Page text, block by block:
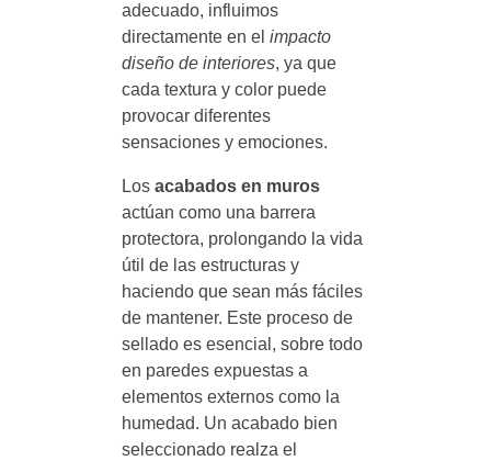
adecuado, influimos
directamente en el impacto
diseño de interiores, ya que
cada textura y color puede
provocar diferentes
sensaciones y emociones.
Los acabados en muros
actúan como una barrera
protectora, prolongando la vida
útil de las estructuras y
haciendo que sean más fáciles
de mantener. Este proceso de
sellado es esencial, sobre todo
en paredes expuestas a
elementos externos como la
humedad. Un acabado bien
seleccionado realza el